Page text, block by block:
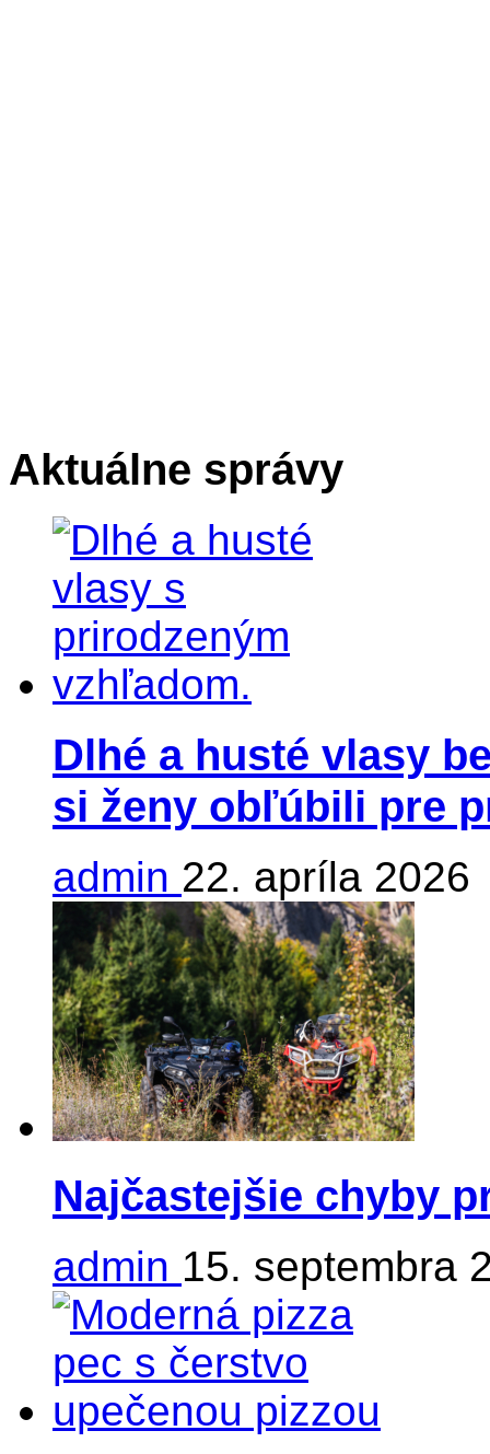
Aktuálne správy
Dlhé a husté vlasy
si ženy obľúbili pre
admin 22. apríla 2026
Najčastejšie chyby
admin 15. septembra